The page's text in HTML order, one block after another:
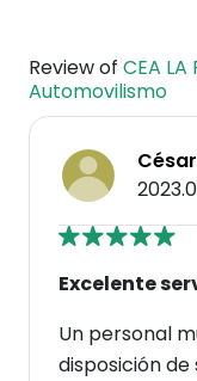
Review of CEA LA
Automovilismo
Excelente
Un personal
disposición de